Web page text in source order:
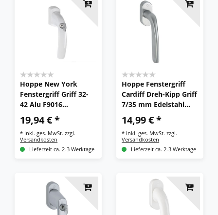
Hoppe New York
Fenstergriff Griff 32-
42 Alu F9016
0810S/US10 100NM
abschließbar
19,94 € *
* inkl. ges. MwSt. zzgl.
Versandkosten
Lieferzeit ca. 2-3 Werktage
Hoppe Fenstergriff
Cardiff Dreh-Kipp Griff
7/35 mm Edelstahl
matt E0850/U23 F69
14,99 € *
* inkl. ges. MwSt. zzgl.
Versandkosten
Lieferzeit ca. 2-3 Werktage